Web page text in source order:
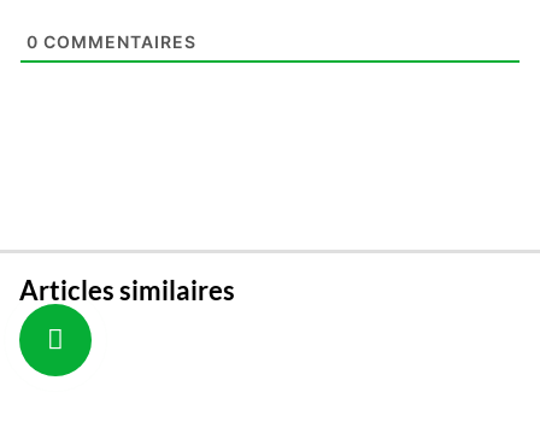
0 COMMENTAIRES
Articles similaires